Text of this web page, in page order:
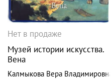
Нет в продаже
Музей истории искусства.
Вена
Калмыкова Вера Владимировна